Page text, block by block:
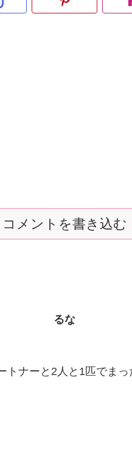
コメントを書き込む
るな
ナーと2人と1匹でまっ